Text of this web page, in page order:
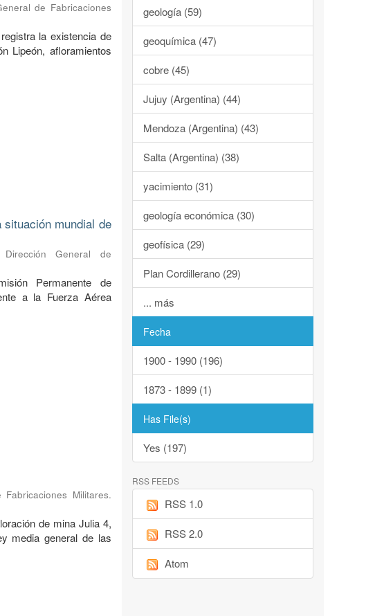
de Fabricaciones
la existencia de
Lipeón, afloramientos
mundial de
General de
Permanente de
a la Fuerza Aérea
Militares.
de mina Julia 4,
media general de las
geología (59)
geoquímica (47)
cobre (45)
Jujuy (Argentina) (44)
Mendoza (Argentina) (43)
Salta (Argentina) (38)
yacimiento (31)
geología económica (30)
geofísica (29)
Plan Cordillerano (29)
... más
Fecha
1900 - 1990 (196)
1873 - 1899 (1)
Has File(s)
Yes (197)
RSS FEEDS
RSS 1.0
RSS 2.0
Atom